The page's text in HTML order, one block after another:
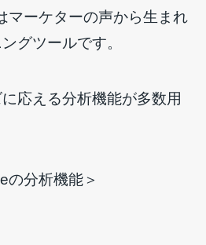
マーケターの声から生まれ
グツールです。
応える分析機能が多数用
の分析機能＞